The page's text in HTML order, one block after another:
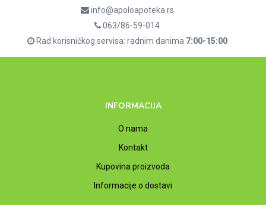
info@apoloapoteka.rs
063/86-59-014
Rad korisničkog servisa: radnim danima 7:00-15:00
INFORMACIJA
O nama
Kontakt
Kupovina proizvoda
Informacije o dostavi